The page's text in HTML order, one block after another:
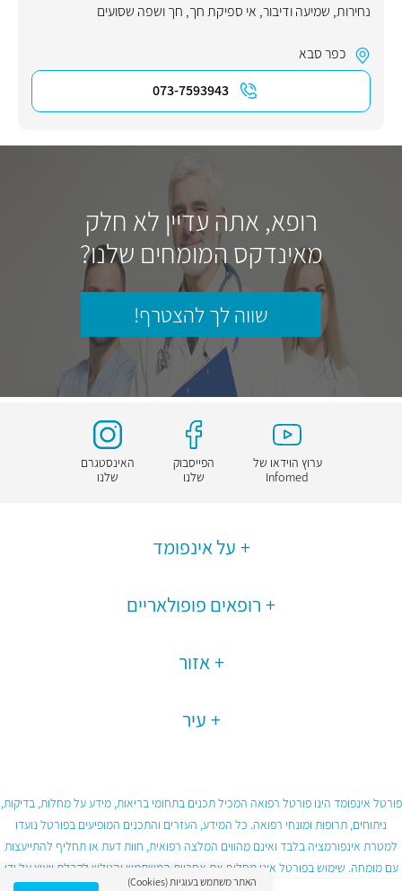
נחירות, שמיעה ודיבור, אי ספיקת חך, חך ושפה שסועים
כפר סבא
073-7593943
רופא, אתה עדיין לא חלק
מאינדקס המומחים שלנו?
שווה לך להצטרף!
ערוץ הוידאו של
Infomed
הפייסבוק
שלנו
האינסטגרם
שלנו
על אינפומד
רופאים פופולאריים
אזור
עיר
פורטל אינפומד הינו פורטל רפואה המכיל תכנים בתחומי בריאות, מידע על מחלות, בדיקות,
ניתוחים, תרופות ומונחי רפואה. כל המידע, העזרים והתכנים המופיעים בפורטל נועדו
למטרת אינפורמציה בלבד ואינם מהווים המלצה רפואית, חוות דעת או תחליף להתייעצות
עם מומחה. שימוש בפורטל אינו מחליף את אחריות המשתמש והגולש לקבלת ייעוץ על ידי
האתר משתמש בעוגיות (Cookies)